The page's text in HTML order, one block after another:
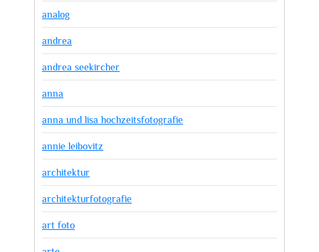
analog
andrea
andrea seekircher
anna
anna und lisa hochzeitsfotografie
annie leibovitz
architektur
architekturfotografie
art foto